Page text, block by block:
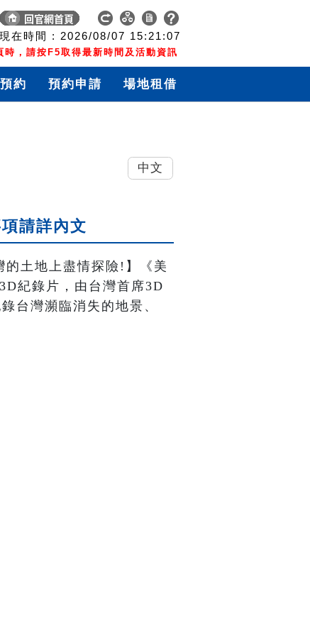
現在時間 : 2026/08/07 15:21:07
時，請按F5取得最新時間及活動資訊
約 預約申請 場地租借
請詳內文
的土地上盡情探險!】《美
紀錄片，由台灣首席3D
台灣瀕臨消失的地景、